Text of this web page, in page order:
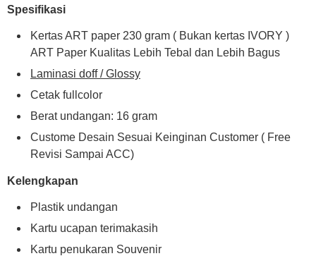
Spesifikasi
Kertas ART paper 230 gram ( Bukan kertas IVORY )
ART Paper Kualitas Lebih Tebal dan Lebih Bagus
Laminasi doff / Glossy
Cetak fullcolor
Berat undangan: 16 gram
Custome Desain Sesuai Keinginan Customer ( Free
Revisi Sampai ACC)
Kelengkapan
Plastik undangan
Kartu ucapan terimakasih
Kartu penukaran Souvenir